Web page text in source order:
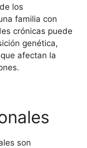
los
familia con
crónicas puede
genética,
afectan la
son